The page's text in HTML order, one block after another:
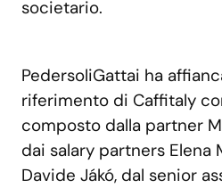
societario.
PedersoliGattai ha
riferimento di Caffitaly
composto dalla partner
dai salary partners Elena
Davide Jákó, dal senior